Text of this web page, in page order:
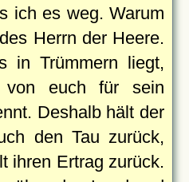
ich es weg. Warum
Herrn der Heere.
in Trümmern liegt,
von euch für sein
Deshalb hält der
den Tau zurück,
ihren Ertrag zurück.